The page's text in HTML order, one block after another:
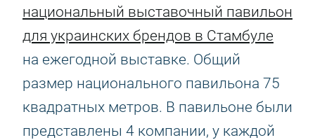
национальный выставочный павильон
для украинских брендов в Стамбуле
на ежегодной выставке. Общий
размер национального павильона 75
квадратных метров. В павильоне были
представлены 4 компании, у каждой